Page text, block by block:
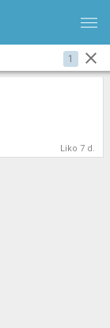
bars
1
Liko 7 d.